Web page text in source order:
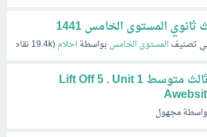
تصنيفالمستوى الخامسبواسطةاحلام(
19.4kنقاط)
حلول كتاب الطالب ثالث متوسط Lift Off 5 . Unit 1
مجهول